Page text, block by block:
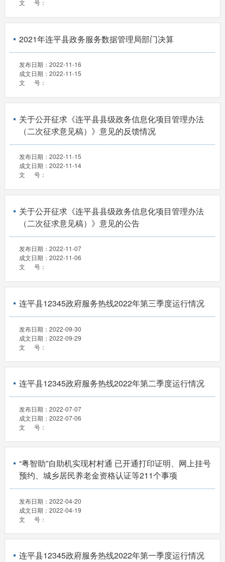
文 号：
2021年连平县政务服务数据管理局部门决算
发布日期： 2022-11-16
成文日期： 2022-11-15
文 号：
关于公开征求《连平县县级政务信息化项目管理办法
（二次征求意见稿）》意见的反馈情况
发布日期： 2022-11-15
成文日期： 2022-11-14
文 号：
关于公开征求《连平县县级政务信息化项目管理办法
（二次征求意见稿）》意见的公告
发布日期： 2022-11-07
成文日期： 2022-11-06
文 号：
连平县12345政府服务热线2022年第三季度运行情况
发布日期： 2022-09-30
成文日期： 2022-09-29
文 号：
连平县12345政府服务热线2022年第二季度运行情况
发布日期： 2022-07-07
成文日期： 2022-07-06
文 号：
“粤智助”自助机实现村村通 已开通打印证明、网上挂号
预约、城乡居民养老金资格认证等211个事项
发布日期： 2022-04-20
成文日期： 2022-04-19
文 号：
连平县12345政府服务热线2022年第一季度运行情况